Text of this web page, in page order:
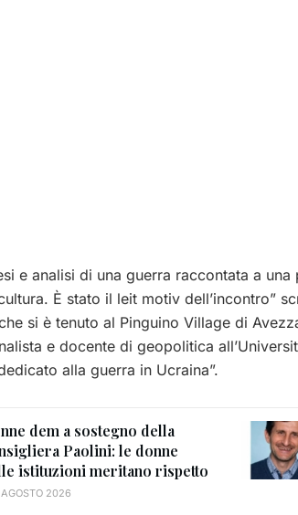
e analisi di una guerra raccontata a
È stato il leit motiv dell’incontro”
si è tenuto al Pinguino Village di
e docente di geopolitica
dedicato alla guerra in Ucraina”.
dem a sostegno della
Paolini: le donne
istituzioni meritano rispetto
2026